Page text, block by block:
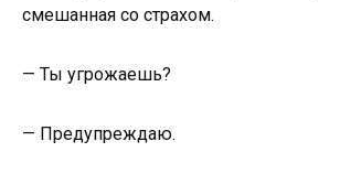
смешанная со страхом.
— Ты угрожаешь?
— Предупреждаю.